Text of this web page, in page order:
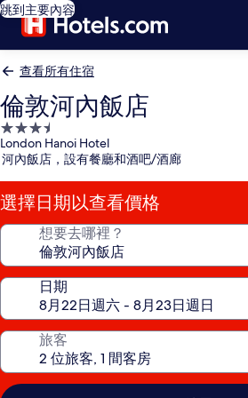
跳到主要內容
查看所有住宿
倫敦河內飯店
3.5
星
級
住
宿
London Hanoi Hotel
河內飯店，設有餐廳和酒吧/酒廊
選擇日期以查看價格
想要去哪裡？
日期
旅客